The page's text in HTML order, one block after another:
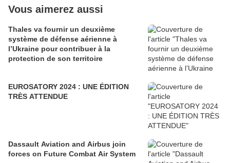
Vous aimerez aussi
Thales va fournir un deuxième
système de défense aérienne à
l’Ukraine pour contribuer à la
protection de son territoire
EUROSATORY 2024 : UNE ÉDITION
TRÈS ATTENDUE
Dassault Aviation and Airbus join
forces on Future Combat Air System